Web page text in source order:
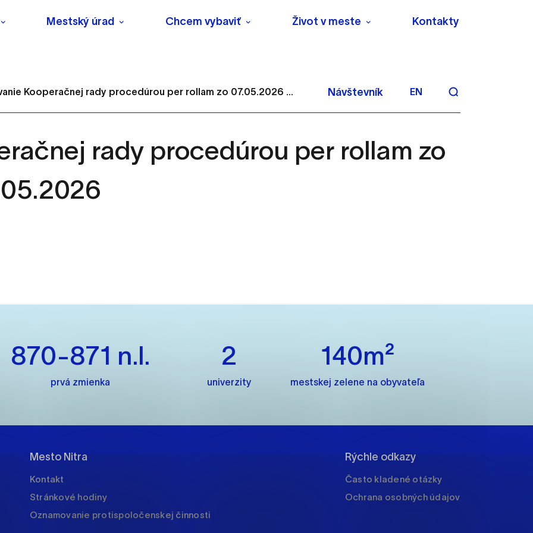
Mestský úrad Chcem vybaviť Život v meste Kontakty
Kooperačnej rady procedúrou per rollam zo 07.05.2026 ... Návštevník EN
rady procedúrou per rollam zo
870-871 n.l.
prvá zmienka
2
univerzity
140m²
mestskej zelene na obyvateľa
Mesto Nitra
Kontakt
Stránkové hodiny
Oznamovanie protispoločenskej činnosti
Rýchle odkazy
Často kladené otázky
Ochrana osobných údajov
aby si webový prehliadač zapamätoval Vaše prihlásenie alebo aby sa uložila
cookie nemôže web správne fungovať.